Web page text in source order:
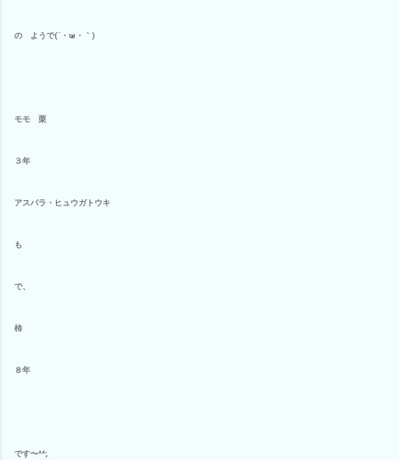
の ようで(´・ω・｀)
モモ 栗
３年
アスパラ・ヒュウガトウキ
も
で、
柿
８年
です〜^^;